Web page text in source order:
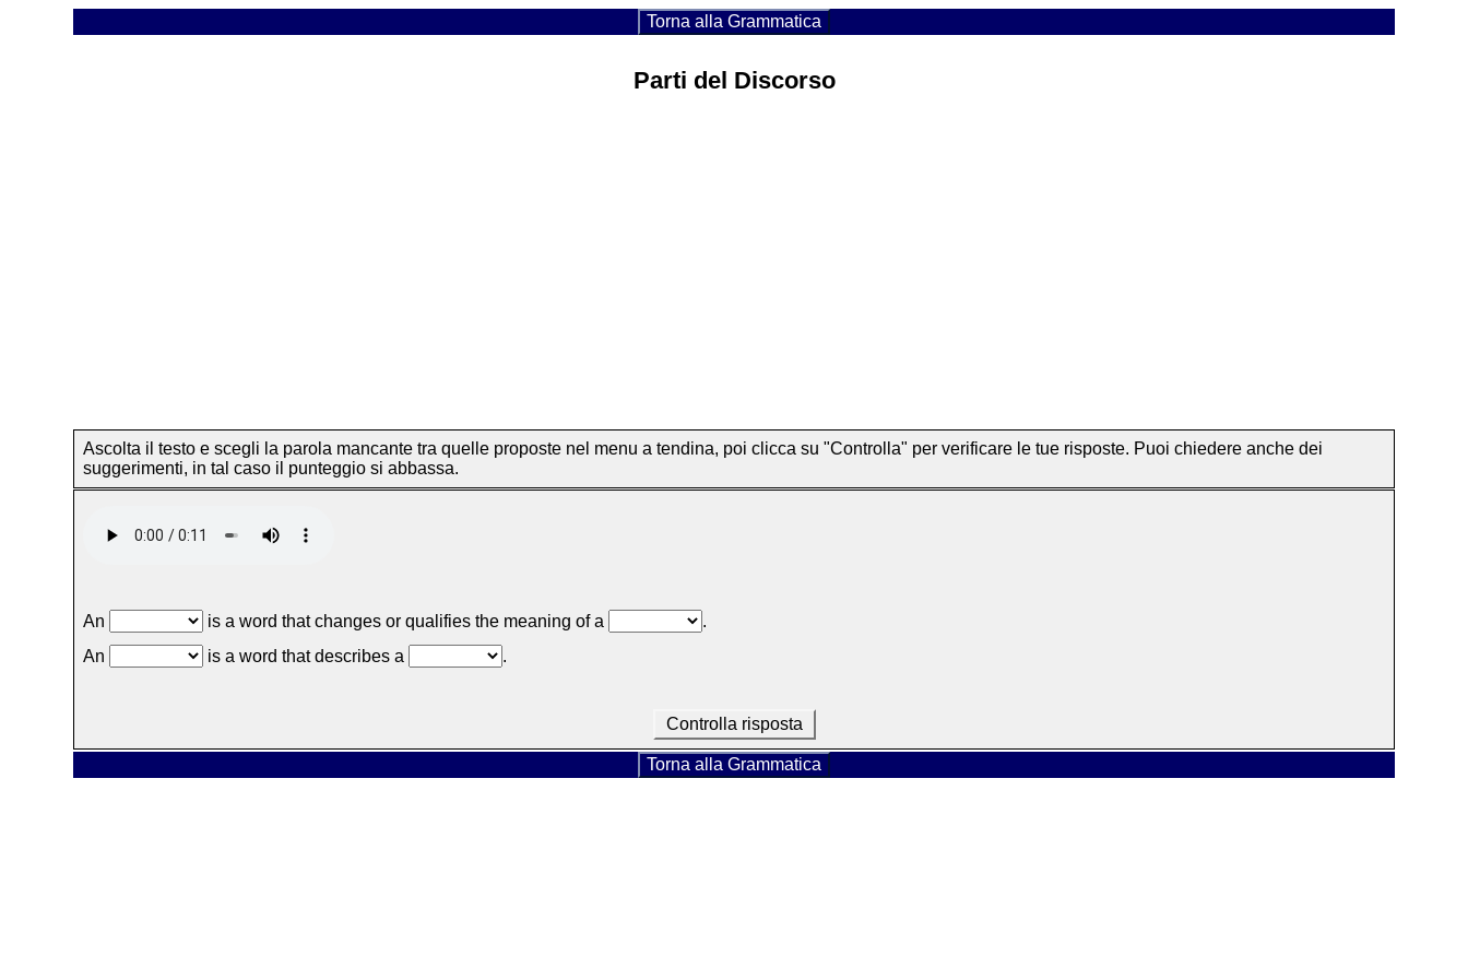
Torna alla Grammatica
Parti del Discorso
Ascolta il testo e scegli la parola mancante tra quelle proposte nel menu a tendina, poi clicca su "Controlla" per verificare le tue risposte. Puoi chiedere anche dei
suggerimenti, in tal caso il punteggio si abbassa.
An is a word that changes or qualifies the meaning of a
.
An
is a word that describes a .
Controlla risposta
Torna alla Grammatica